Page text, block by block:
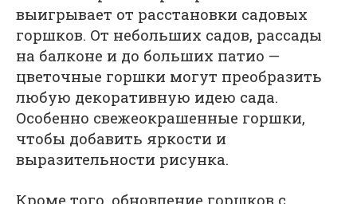
выигрывает от расстановки садовых
горшков. От небольших садов, рассады
на балконе и до больших патио —
цветочные горшки могут преобразить
любую декоративную идею сада.
Особенно свежеокрашенные горшки,
чтобы добавить яркости и
выразительности рисунка.
Кроме того, обновление горшков с